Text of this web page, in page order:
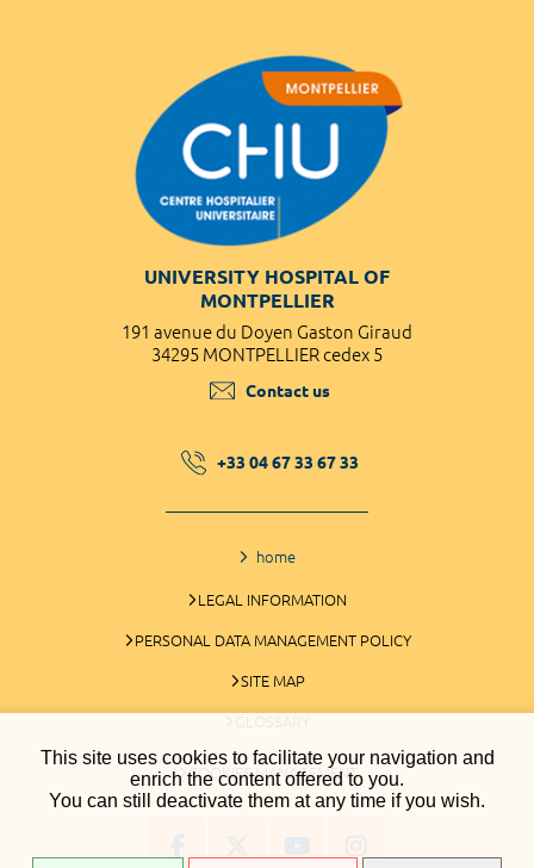
This site uses cookies to facilitate your navigation and
enrich the content offered to you.
You can still deactivate them at any time if you wish.
UNIVERSITY HOSPITAL OF
MONTPELLIER
191 avenue du Doyen Gaston Giraud
34295 MONTPELLIER cedex 5
Contact us
+33 04 67 33 67 33
home
LEGAL INFORMATION
PERSONAL DATA MANAGEMENT POLICY
SITE MAP
GLOSSARY
COOKIES MANAGEMENT